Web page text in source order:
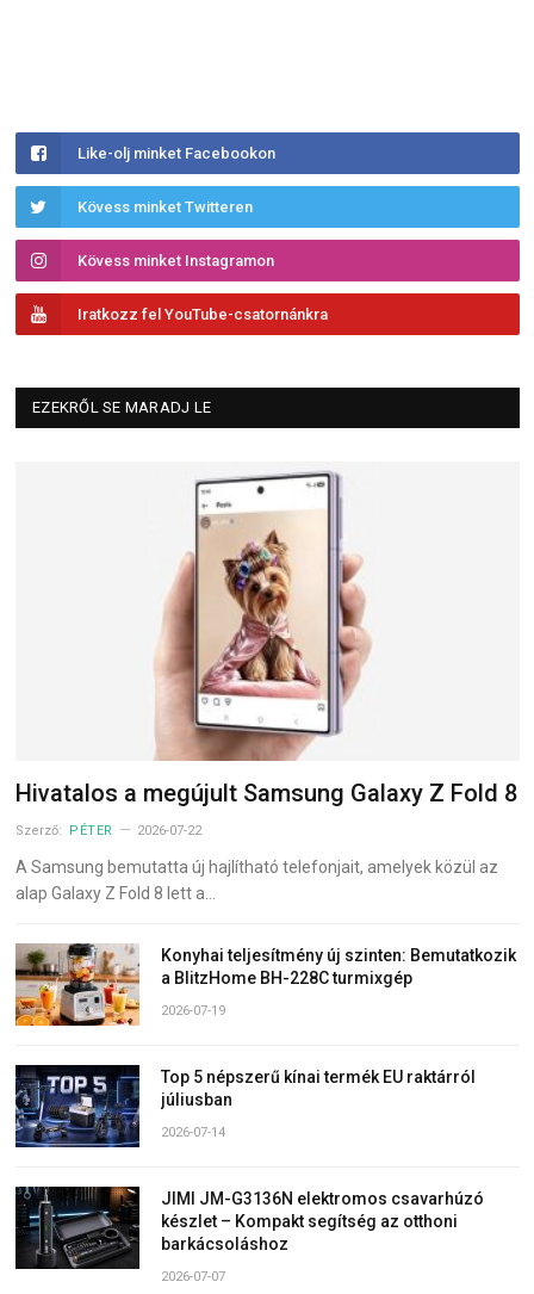
Like-olj minket Facebookon
Kövess minket Twitteren
Kövess minket Instagramon
Iratkozz fel YouTube-csatornánkra
EZEKRŐL SE MARADJ LE
Hivatalos a megújult Samsung Galaxy Z Fold 8
Szerző: PÉTER 2026-07-22
A Samsung bemutatta új hajlítható telefonjait, amelyek közül az
alap Galaxy Z Fold 8 lett a…
Konyhai teljesítmény új szinten: Bemutatkozik
a BlitzHome BH-228C turmixgép
2026-07-19
Top 5 népszerű kínai termék EU raktárról
júliusban
2026-07-14
JIMI JM-G3136N elektromos csavarhúzó
készlet – Kompakt segítség az otthoni
barkácsoláshoz
2026-07-07